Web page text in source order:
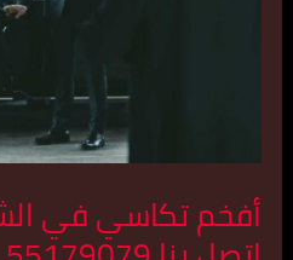
أفخم تكاسي في